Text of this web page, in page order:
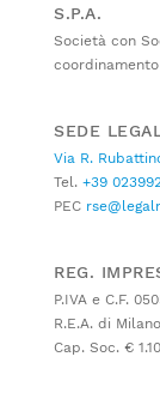
S.P.A.
Società con
coordinamento
SEDE
Via R.
Tel. +39
PEC
REG.
P.IVA e C.F.
R.E.A. di
Cap. Soc. €